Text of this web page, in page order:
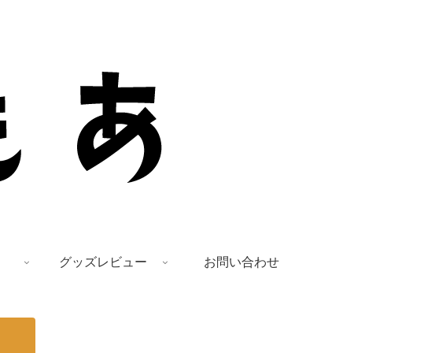
グッズレビュー お問い合わせ